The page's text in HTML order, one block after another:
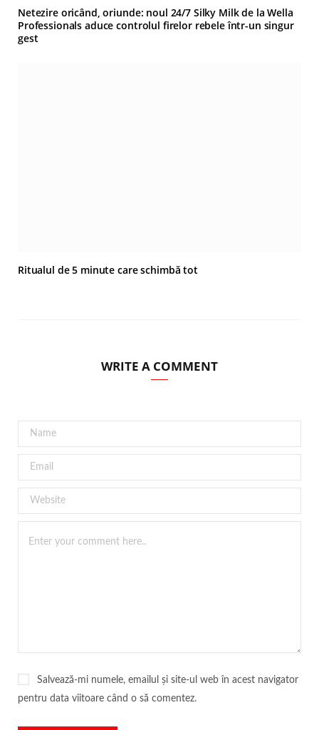
Netezire oricând, oriunde: noul 24/7 Silky Milk de la Wella
Professionals aduce controlul firelor rebele într-un singur
gest
Ritualul de 5 minute care schimbă tot
WRITE A COMMENT
Salvează-mi numele, emailul și site-ul web în acest navigator
pentru data viitoare când o să comentez.